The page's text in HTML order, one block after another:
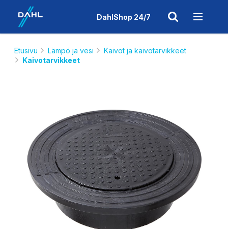
DahlShop 24/7
Etusivu Lämpö ja vesi
Kaivot ja kaivotarvikkeet
Kaivotarvikkeet